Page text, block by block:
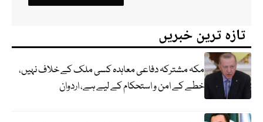
تازہ ترین خبریں
مکہ مشترکہ دفاعی معاہدہ کسی ملک کے خلاف نہیں،
خطے کے امن و استحکام کے لیے ہے، اردوان